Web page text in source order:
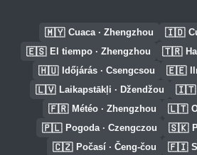
🇲🇾 Cuaca · Zhengzhou 🇮🇩
🇪🇸 El tiempo · Zhengzhou 🇹🇷
🇭🇺 Időjárás · Csengcsou 🇪🇪
🇱🇻 Laikapstākļi · Džendžou 🇮🇹
🇫🇷 Météo · Zhengzhou 🇱🇹
🇵🇱 Pogoda · Czengczou 🇸🇰
🇨🇿 Počasí · Čeng-čou 🇫🇮